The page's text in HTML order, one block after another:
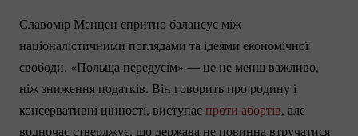
Славомір Менцен спритно балансує між
націоналістичними поглядами та ідеями економічної
свободи. «Польща передусім» — це не менш важливо,
ніж зниження податків. Він говорить про родину і
консервативні цінності, виступає проти абортів, але
водночас стверджує, що держава не повинна втручатися